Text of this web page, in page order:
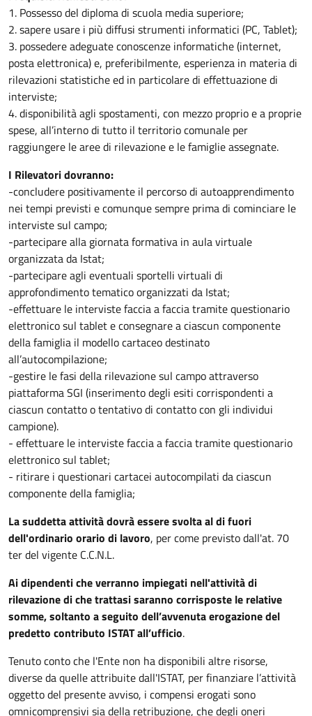
1. Possesso del diploma di scuola media superiore;
2. sapere usare i più diffusi strumenti informatici (PC, Tablet);
3. possedere adeguate conoscenze informatiche (internet,
posta elettronica) e, preferibilmente, esperienza in materia di
rilevazioni statistiche ed in particolare di effettuazione di
interviste;
4. disponibilità agli spostamenti, con mezzo proprio e a proprie
spese, all’interno di tutto il territorio comunale per
raggiungere le aree di rilevazione e le famiglie assegnate.
I Rilevatori dovranno:
-concludere positivamente il percorso di autoapprendimento
nei tempi previsti e comunque sempre prima di cominciare le
interviste sul campo;
-partecipare alla giornata formativa in aula virtuale
organizzata da Istat;
-partecipare agli eventuali sportelli virtuali di
approfondimento tematico organizzati da Istat;
-effettuare le interviste faccia a faccia tramite questionario
elettronico sul tablet e consegnare a ciascun componente
della famiglia il modello cartaceo destinato
all’autocompilazione;
-gestire le fasi della rilevazione sul campo attraverso
piattaforma SGI (inserimento degli esiti corrispondenti a
ciascun contatto o tentativo di contatto con gli individui
campione).
- effettuare le interviste faccia a faccia tramite questionario
elettronico sul tablet;
- ritirare i questionari cartacei autocompilati da ciascun
componente della famiglia;
La suddetta attività dovrà essere svolta al di fuori
dell'ordinario orario di lavoro, per come previsto dall'at. 70
ter del vigente C.C.N.L.
Ai dipendenti che verranno impiegati nell'attività di
rilevazione di che trattasi saranno corrisposte le relative
somme, soltanto a seguito dell’avvenuta erogazione del
predetto contributo ISTAT all’ufficio.
Tenuto conto che l'Ente non ha disponibili altre risorse,
diverse da quelle attribuite dall'ISTAT, per finanziare l’attività
oggetto del presente avviso, i compensi erogati sono
omnicomprensivi sia della retribuzione, che degli oneri